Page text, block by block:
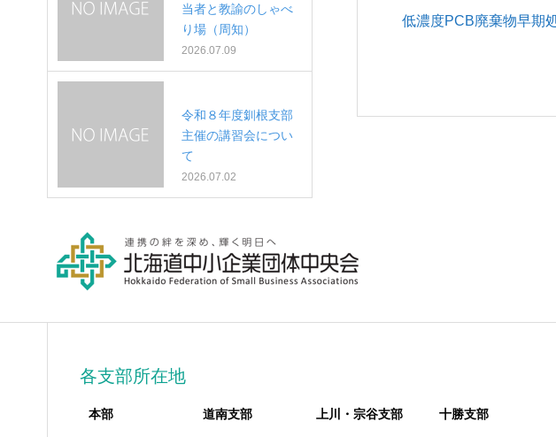
低濃度PCB廃棄物早期
当者と教諭のしゃべ
り場（周知）
2026.07.09
令和８年度釧根支部
主催の講習会につい
て
2026.07.02
各支部所在地
本部 道南支部 上川・宗谷支部 十勝支部